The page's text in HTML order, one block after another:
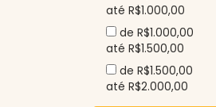
até R$1.000,00
de R$1.000,00
até R$1.500,00
de R$1.500,00
até R$2.000,00